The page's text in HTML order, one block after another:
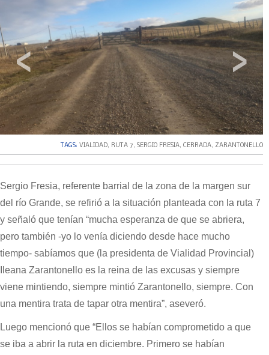
‹ ›
TAGS: VIALIDAD, RUTA 7, SERGIO FRESIA, CERRADA, ZARANTONELLO
Sergio Fresia, referente barrial de la zona de la margen sur
del río Grande, se refirió a la situación planteada con la ruta 7
y señaló que tenían “mucha esperanza de que se abriera,
pero también -yo lo venía diciendo desde hace mucho
tiempo- sabíamos que (la presidenta de Vialidad Provincial)
Ileana Zarantonello es la reina de las excusas y siempre
viene mintiendo, siempre mintió Zarantonello, siempre. Con
una mentira trata de tapar otra mentira”, aseveró.
Luego mencionó que “Ellos se habían comprometido a que
se iba a abrir la ruta en diciembre. Primero se habían